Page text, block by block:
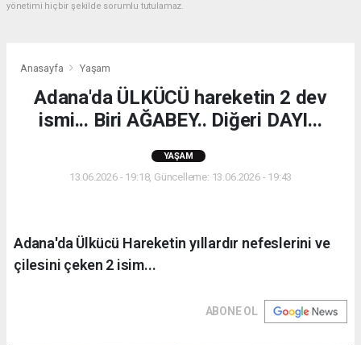
yönetimi hiçbir şekilde sorumlu tutulamaz.
Anasayfa Yaşam
Adana'da ÜLKÜCÜ hareketin 2 dev
ismi... Biri AĞABEY.. Diğeri DAYI...
YAŞAM
13.06.2026 - 19:18, Güncelleme: 13.06.2026 - 19:43
Adana'da Ülkücü Hareketin yıllardır nefeslerini ve
çilesini çeken 2 isim...
ABONE OL